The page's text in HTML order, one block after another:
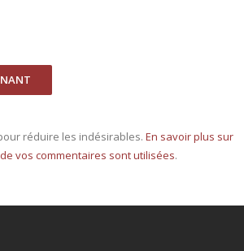
réduire les indésirables. En savoir plus sur
vos commentaires sont utilisées.